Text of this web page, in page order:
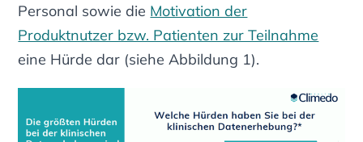
Personal sowie die Motivation der
Produktnutzer bzw. Patienten zur Teilnahme
eine Hürde dar (siehe Abbildung 1).